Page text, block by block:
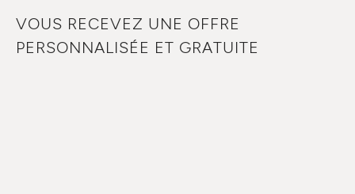
VOUS RECEVEZ UNE OFFRE
PERSONNALISÉE ET GRATUITE